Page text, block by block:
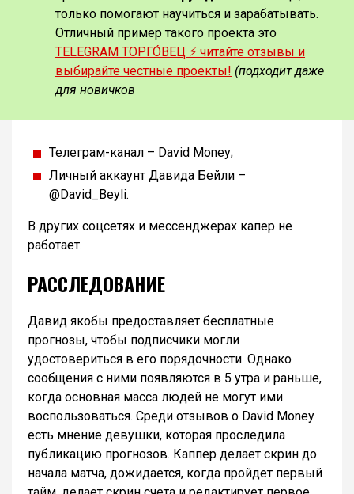
только помогают научиться и зарабатывать.
Отличный пример такого проекта это
TELEGRAM ТОРГО́ВЕЦ ⚡️ читайте отзывы и
выбирайте честные проекты! (подходит даже
для новичков
Телеграм-канал – David Money;
Личный аккаунт Давида Бейли –
@David_Beyli.
В других соцсетях и мессенджерах капер не
работает.
РАССЛЕДОВАНИЕ
Давид якобы предоставляет бесплатные
прогнозы, чтобы подписчики могли
удостовериться в его порядочности. Однако
сообщения с ними появляются в 5 утра и раньше,
когда основная масса людей не могут ими
воспользоваться. Среди отзывов о David Money
есть мнение девушки, которая проследила
публикацию прогнозов. Каппер делает скрин до
начала матча, дожидается, когда пройдет первый